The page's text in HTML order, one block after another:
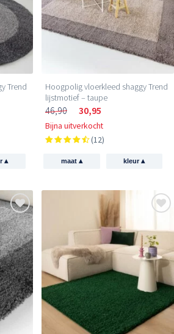
Trend
▴
Hoogpolig vloerkleed shaggy Trend
lijstmotief – taupe
46,90 30,95
Bijna uitverkocht
(12)
maat ▴ kleur▴